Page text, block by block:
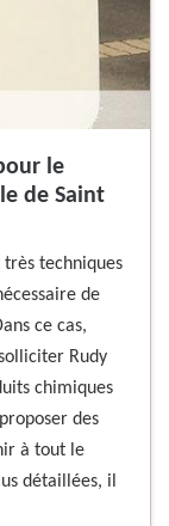
le
de Saint
très techniques
de
ce cas,
Rudy
chimiques
des
à tout le
détaillées, il